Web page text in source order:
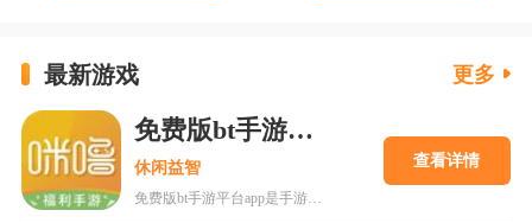
专区首页 8183bt手游专区首页
最新游戏 更多
免费版bt手游平台app
休闲益智 查看详情